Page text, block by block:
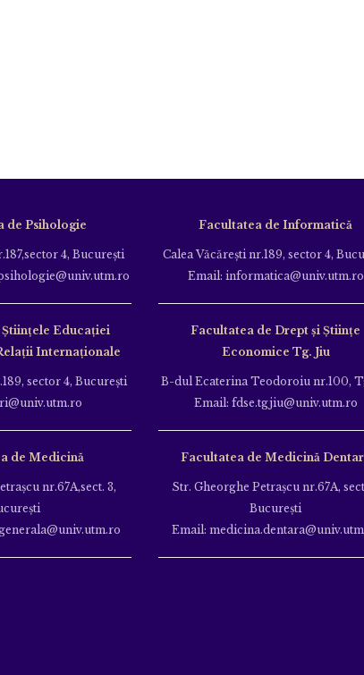
de Psihologie
4, Bucureşti
Educației
Internaționale
sector 4, Bucureşti
de Medicină
nr.67A,sect. 3,
Facultatea de Informatică
Calea Văcăreşti nr.189, sector 4,
Email: informatica@univ.utm.ro
Facultatea de Drept și Științe
Economice Tg. Jiu
B-dul Ecaterina Teodoroiu nr.100,
Email: fdse.tgjiu@univ.utm.ro
Facultatea de Medicină
Str. Gheorghe Petraşcu nr.67A,
Bucureşti
Email: